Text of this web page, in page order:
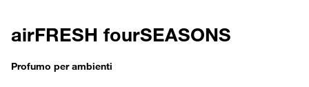
airFRESH fourSEASONS
Profumo per ambienti